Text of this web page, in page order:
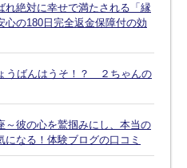
れ絶対に幸せで満たされる「縁
心の180日完全返金保障付の効
うばんはうそ！？ ２ちゃんの
～彼の心を鷲掴みにし、本当の
なる！体験ブログの口コミ